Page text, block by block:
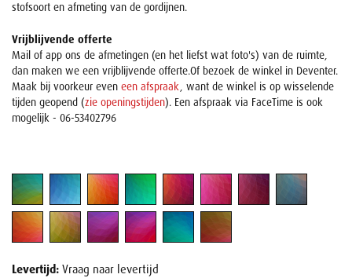
stofsoort en afmeting van de gordijnen.
Vrijblijvende offerte
Mail of app ons de afmetingen (en het liefst wat foto's) van de ruimte,
dan maken we een vrijblijvende offerte.Of bezoek de winkel in Deventer.
Maak bij voorkeur even een afspraak, want de winkel is op wisselende
tijden geopend (zie openingstijden). Een afspraak via FaceTime is ook
mogelijk - 06-53402796
Levertijd: Vraag naar levertijd